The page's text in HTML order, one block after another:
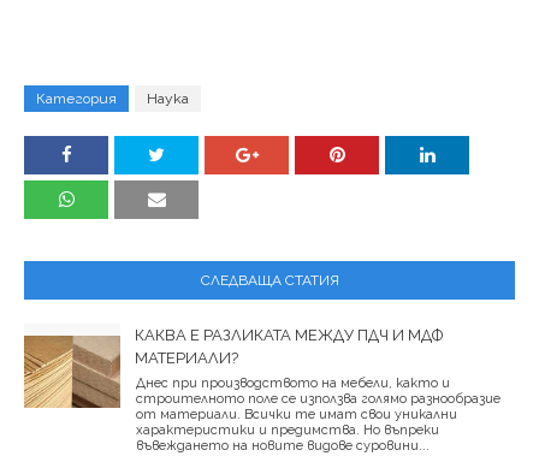
Категория Наука
СЛЕДВАЩА СТАТИЯ
КАКВА Е РАЗЛИКАТА МЕЖДУ ПДЧ И МДФ
МАТЕРИАЛИ?
Днес при производството на мебели, както и
строителното поле се използва голямо разнообразие
от материали. Всички те имат свои уникални
характеристики и предимства. Но въпреки
въвеждането на новите видове суровини...